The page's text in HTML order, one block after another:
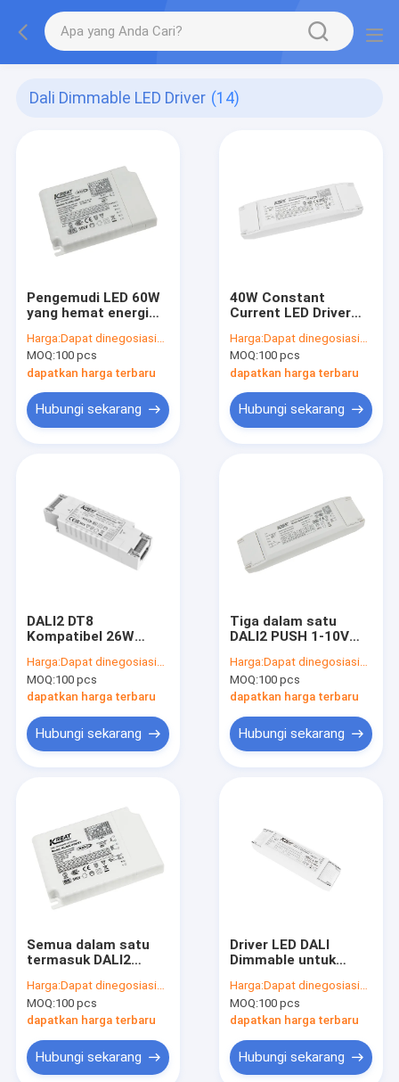
Dali Dimmable LED Driver (14)
Pengemudi LED 60W
yang hemat energi
konstan
Harga:Dapat dinegosiasikan
MOQ:100 pcs
dapatkan harga terbaru
Hubungi sekarang
40W Constant
Current LED Driver
current yang dapat
disesuaikan untuk
lampu panel LED
Harga:Dapat dinegosiasikan
MOQ:100 pcs
dapatkan harga terbaru
Hubungi sekarang
DALI2 DT8
Kompatibel 26W
LED Driver dengan
IP20 Stand-by Power
≤ 0.5W 230Vac
Harga:Dapat dinegosiasikan
MOQ:100 pcs
dapatkan harga terbaru
Hubungi sekarang
Tiga dalam satu
DALI2 PUSH 1-10V
dengan garansi 5
tahun
Harga:Dapat dinegosiasikan
MOQ:100 pcs
dapatkan harga terbaru
Hubungi sekarang
Semua dalam satu
termasuk DALI2
dengan arus 700ma-
1200ma 40W
Constant Dimmable
Harga:Dapat dinegosiasikan
MOQ:100 pcs
dapatkan harga terbaru
Hubungi sekarang
Driver LED DALI
Dimmable untuk
Perlindungan Sirkuit
Singkat Antarmuka
DALI
Harga:Dapat dinegosiasikan
MOQ:100 pcs
dapatkan harga terbaru
Hubungi sekarang